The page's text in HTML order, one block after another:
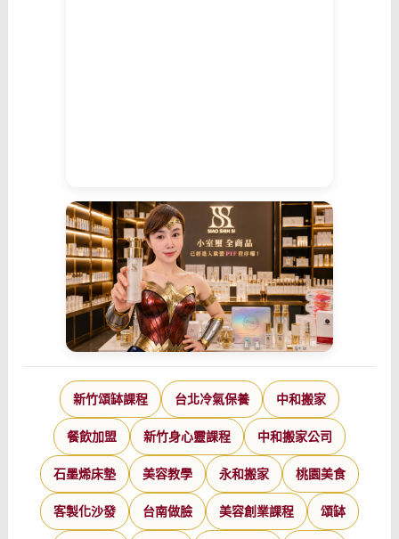
新竹頌缽課程 台北冷氣保養 中和搬家
餐飲加盟 新竹身心靈課程 中和搬家公司
石墨烯床墊 美容教學 永和搬家 桃園美食
客製化沙發 台南做臉 美容創業課程 頌缽